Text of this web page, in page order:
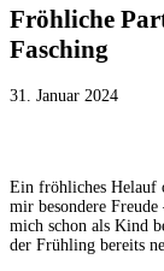
Fröhliche
Fasching
31. Januar 2024
Ein fröhliches Helauf
mir besondere
mich schon als Kind
der Frühling bereits